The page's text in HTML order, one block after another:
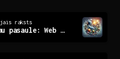
raksts
Radošu risinājumu pasaule: Web dizaina aģentūra Latvijā